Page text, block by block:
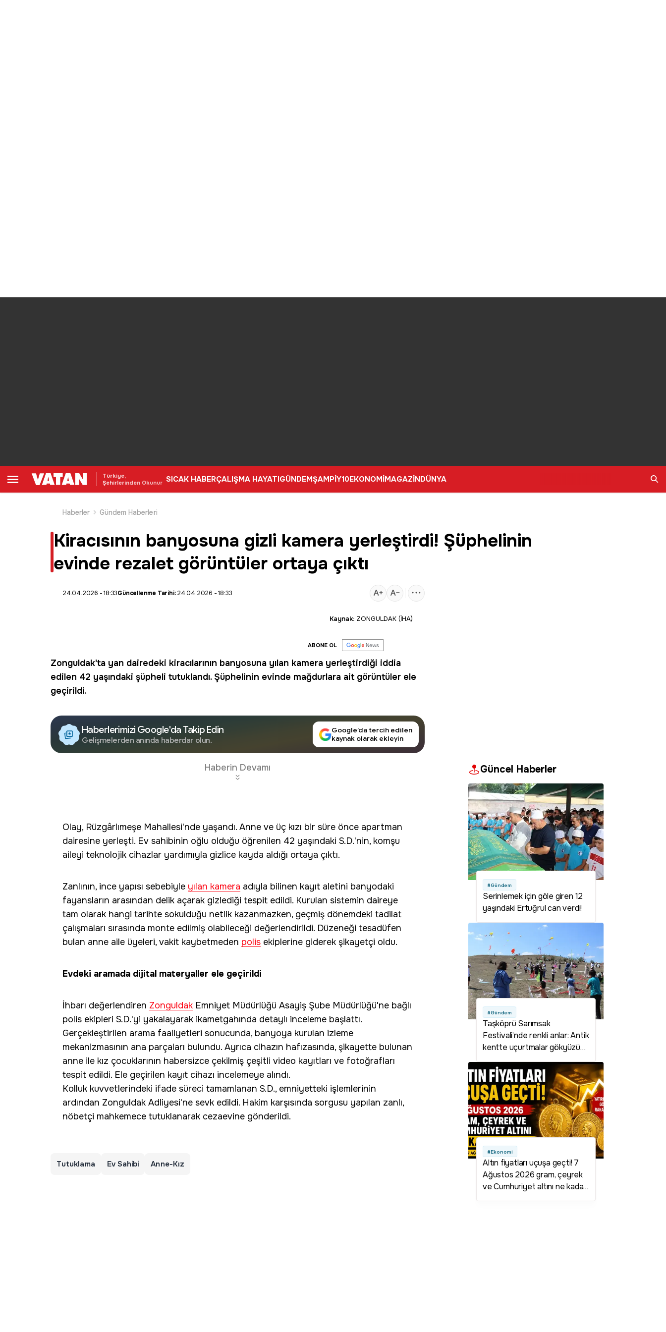
Türkiye,
Şehirlerinden Okunur SICAK HABERÇALIŞMA HAYATIGÜNDEMŞAMPİY10EKONOMİMAGAZİNDÜNYA
Haberler
Gündem Haberleri
Kiracısının banyosuna gizli kamera yerleştirdi! Şüphelinin
evinde rezalet görüntüler ortaya çıktı
24.04.2026 - 18:33Güncellenme Tarihi:24.04.2026 - 18:33
Kaynak: ZONGULDAK (İHA)
ABONE OL
Zonguldak'ta yan dairedeki kiracılarının banyosuna yılan kamera yerleştirdiği iddia
edilen 42 yaşındaki şüpheli tutuklandı. Şüphelinin evinde mağdurlara ait görüntüler ele
geçirildi.
Haberlerimizi Google'da Takip Edin
Gelişmelerden anında haberdar olun.
Google’da tercih edilen
kaynak olarak ekleyin
Haberin Devamı
Olay, Rüzgârlımeşe Mahallesi'nde yaşandı. Anne ve üç kızı bir süre önce apartman
dairesine yerleşti. Ev sahibinin oğlu olduğu öğrenilen 42 yaşındaki S.D.'nin, komşu
aileyi teknolojik cihazlar yardımıyla gizlice kayda aldığı ortaya çıktı.
Zanlının, ince yapısı sebebiyle yılan kamera adıyla bilinen kayıt aletini banyodaki
fayansların arasından delik açarak gizlediği tespit edildi. Kurulan sistemin daireye
tam olarak hangi tarihte sokulduğu netlik kazanmazken, geçmiş dönemdeki tadilat
çalışmaları sırasında monte edilmiş olabileceği değerlendirildi. Düzeneği tesadüfen
bulan anne aile üyeleri, vakit kaybetmeden polis ekiplerine giderek şikayetçi oldu.
Evdeki aramada dijital materyaller ele geçirildi
İhbarı değerlendiren Zonguldak Emniyet Müdürlüğü Asayiş Şube Müdürlüğü'ne bağlı
polis ekipleri S.D.'yi yakalayarak ikametgahında detaylı inceleme başlattı.
Gerçekleştirilen arama faaliyetleri sonucunda, banyoya kurulan izleme
mekanizmasının ana parçaları bulundu. Ayrıca cihazın hafızasında, şikayette bulunan
anne ile kız çocuklarının habersizce çekilmiş çeşitli video kayıtları ve fotoğrafları
tespit edildi. Ele geçirilen kayıt cihazı incelemeye alındı.
Kolluk kuvvetlerindeki ifade süreci tamamlanan S.D., emniyetteki işlemlerinin
ardından Zonguldak Adliyesi'ne sevk edildi. Hakim karşısında sorgusu yapılan zanlı,
nöbetçi mahkemece tutuklanarak cezaevine gönderildi.
Tutuklama Ev Sahibi Anne-Kız
Güncel Haberler
#Gündem
Serinlemek için göle giren 12
yaşındaki Ertuğrul can verdi!
#Gündem
Taşköprü Sarımsak
Festivali’nde renkli anlar: Antik
kentte uçurtmalar gökyüzünü
#Ekonomi
Altın fiyatları uçuşa geçti! 7
Ağustos 2026 gram, çeyrek
ve Cumhuriyet altını ne kadar